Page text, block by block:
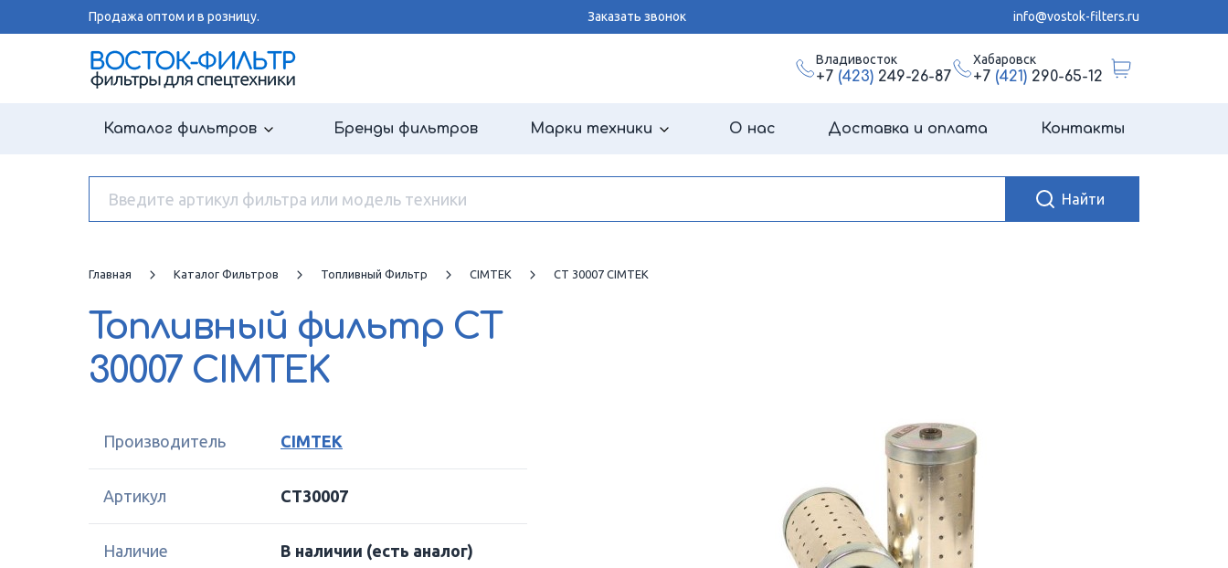
Продажа оптом и в розницу. Заказать звонок info@vostok-filters.ru
Владивосток
+7 (423)249-26-87
Хабаровск
+7 (421)290-65-12
Каталог фильтров Бренды фильтров Марки техники О нас Доставка и оплата Контакты
Главная Каталог Фильтров Топливный Фильтр CIMTEK CT 30007 CIMTEK
Топливный фильтр CT
30007 CIMTEK
Производитель CIMTEK
Артикул CT30007
Наличие В наличии (есть аналог)